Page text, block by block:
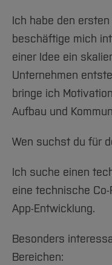
Ich habe den
beschäftige mich
einer Idee ein
Unternehmen
bringe ich
Aufbau und
Wen suchst du für
Ich suche einen
eine technische
App-Entwicklung.
Besonders
Bereichen: